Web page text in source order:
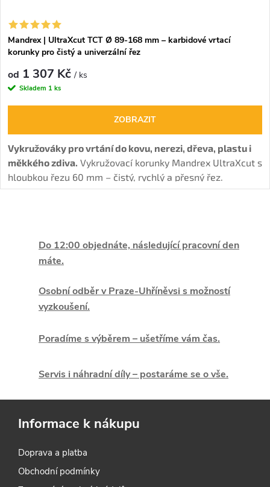
Mandrex | UltraXcut TCT Ø 89-168 mm – karbidové vrtací
korunky pro čistý a univerzální řez
od 1 307 Kč/ ks
Skladem 1 ks
ZOBRAZIT
Vykružováky pro vrtání do kovu, nerezi, dřeva, plastu i
měkkého zdiva. Vykružovací korunky Mandrex UltraXcut s
hloubkou řezu 60 mm – čistý, rychlý a přesný řez.
í
Do 12:00 objednáte, následující pracovní den
máte.
Osobní odběr v Praze-Uhříněvsi s možností
vyzkoušení.
Poradíme s výběrem – ušetříme vám čas.
Servis i náhradní díly – postaráme se o vše.
Informace k nákupu
Doprava a platba
Obchodní podmínky